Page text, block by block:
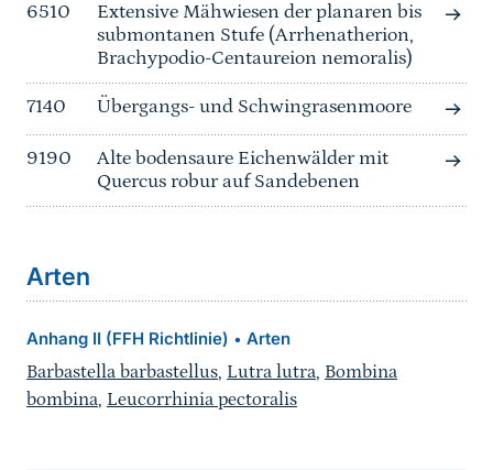
6510
Extensive Mähwiesen der planaren bis
submontanen Stufe (Arrhenatherion,
Brachypodio-Centaureion nemoralis)
7140 Übergangs- und Schwingrasenmoore
9190
Alte bodensaure Eichenwälder mit
Quercus robur auf Sandebenen
Arten
Anhang II (FFH Richtlinie) • Arten
Barbastella barbastellus, Lutra lutra, Bombina
bombina, Leucorrhinia pectoralis